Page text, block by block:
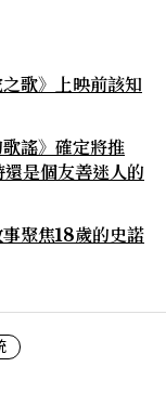
歌》上映前該知
謠》確定將推
是個友善迷人的
聚焦18歲的史諾